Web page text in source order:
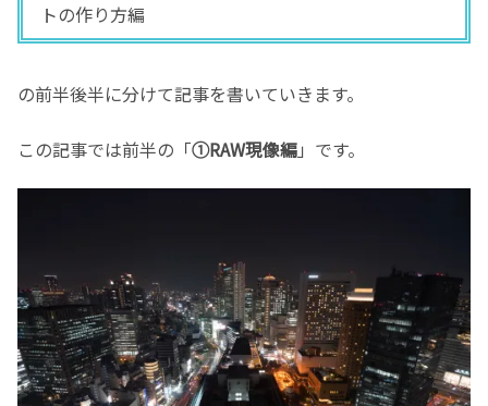
トの作り方編
の前半後半に分けて記事を書いていきます。
この記事では前半の「①RAW現像編」です。